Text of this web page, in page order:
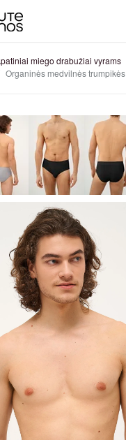
apatiniai miego drabužiai vyrams
organinės medvilnės trumpikės